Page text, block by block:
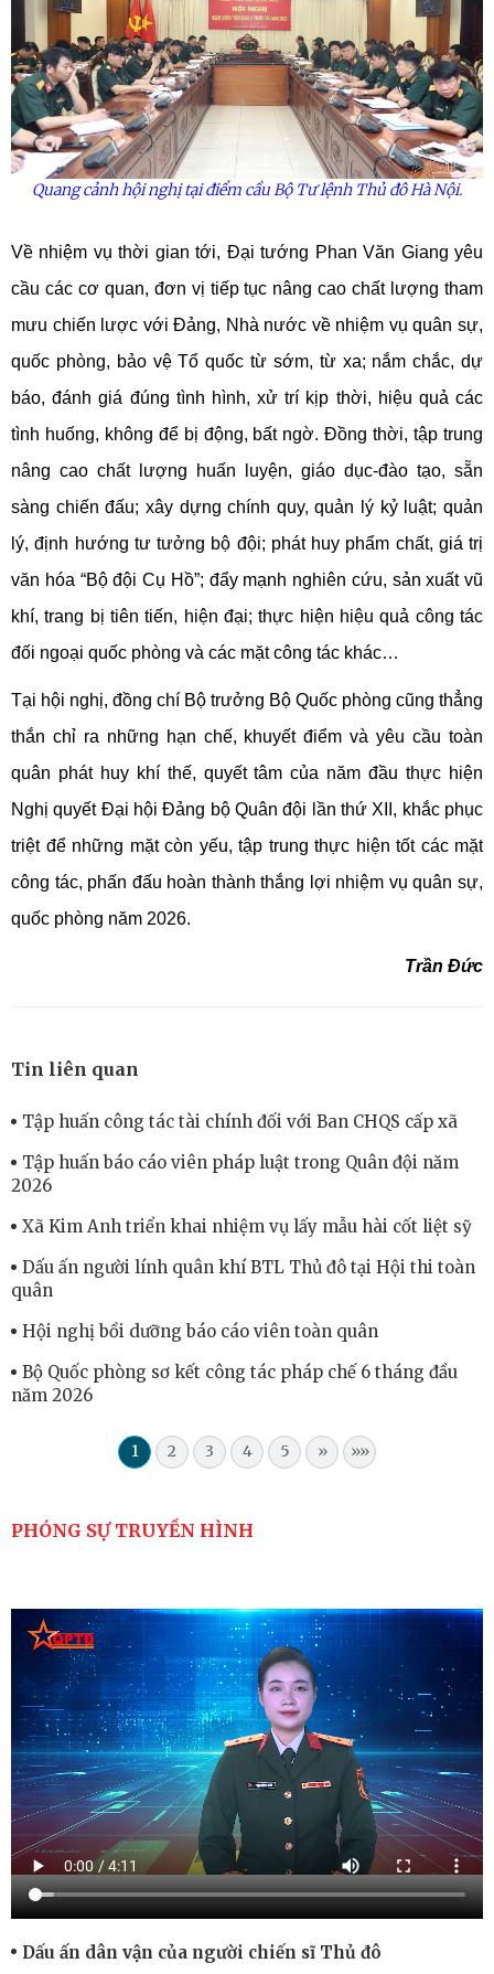
Quang cảnh hội nghị tại điểm cầu Bộ Tư lệnh Thủ đô Hà Nội.
Về nhiệm vụ thời gian tới, Đại tướng Phan Văn Giang yêu
cầu các cơ quan, đơn vị tiếp tục nâng cao chất lượng tham
mưu chiến lược với Đảng, Nhà nước về nhiệm vụ quân sự,
quốc phòng, bảo vệ Tổ quốc từ sớm, từ xa; nắm chắc, dự
báo, đánh giá đúng tình hình, xử trí kịp thời, hiệu quả các
tình huống, không để bị động, bất ngờ. Đồng thời, tập trung
nâng cao chất lượng huấn luyện, giáo dục-đào tạo, sẵn
sàng chiến đấu; xây dựng chính quy, quản lý kỷ luật; quản
lý, định hướng tư tưởng bộ đội; phát huy phẩm chất, giá trị
văn hóa “Bộ đội Cụ Hồ”; đẩy mạnh nghiên cứu, sản xuất vũ
khí, trang bị tiên tiến, hiện đại; thực hiện hiệu quả công tác
đối ngoại quốc phòng và các mặt công tác khác…
Tại hội nghị, đồng chí Bộ trưởng Bộ Quốc phòng cũng thẳng
thắn chỉ ra những hạn chế, khuyết điểm và yêu cầu toàn
quân phát huy khí thế, quyết tâm của năm đầu thực hiện
Nghị quyết Đại hội Đảng bộ Quân đội lần thứ XII, khắc phục
triệt để những mặt còn yếu, tập trung thực hiện tốt các mặt
công tác, phấn đấu hoàn thành thắng lợi nhiệm vụ quân sự,
quốc phòng năm 2026.
Trần Đức
Tin liên quan
Tập huấn công tác tài chính đối với Ban CHQS cấp xã
Tập huấn báo cáo viên pháp luật trong Quân đội năm
2026
Xã Kim Anh triển khai nhiệm vụ lấy mẫu hài cốt liệt sỹ
Dấu ấn người lính quân khí BTL Thủ đô tại Hội thi toàn
quân
Hội nghị bồi dưỡng báo cáo viên toàn quân
Bộ Quốc phòng sơ kết công tác pháp chế 6 tháng đầu
năm 2026
1 2 3 4 5 » »»
PHÓNG SỰ TRUYỀN HÌNH
Dấu ấn dân vận của người chiến sĩ Thủ đô